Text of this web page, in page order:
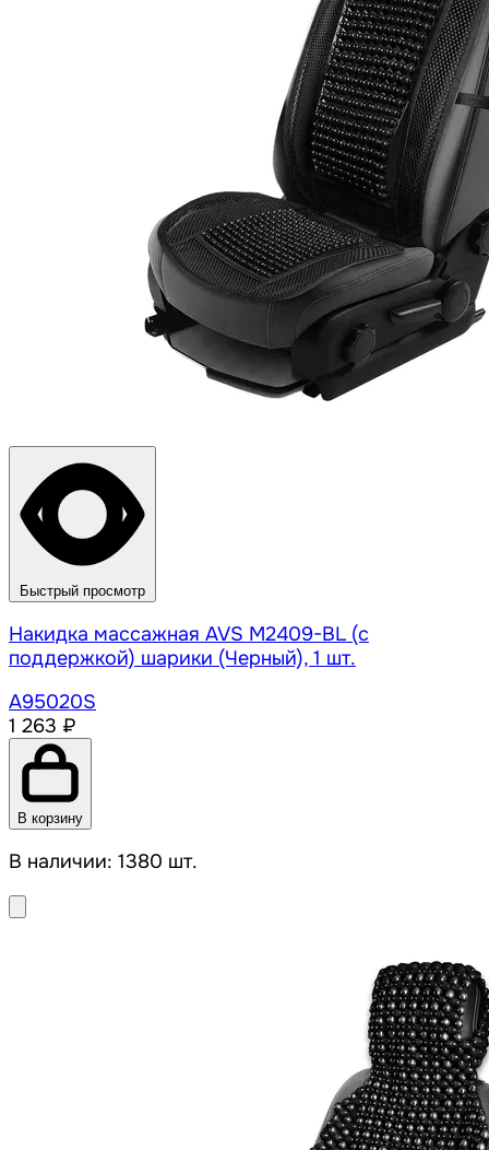
Быстрый просмотр
Накидка массажная AVS M2409-BL (с
поддержкой) шарики (Черный), 1 шт.
A95020S
1 263 ₽
В корзину
В наличии: 1380 шт.